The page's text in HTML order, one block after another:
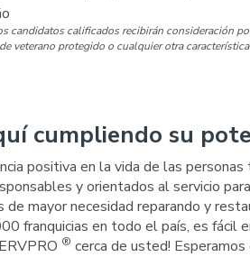
candidatos calificados recibirán consideración
veterano protegido o cualquier otra
cumpliendo su
positiva en la vida de las
y orientados al servicio
mayor necesidad reparando y
franquicias en todo el país, es fácil
® cerca de usted!